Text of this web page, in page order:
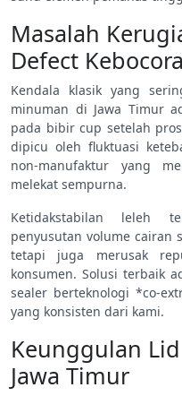
Masalah
Defect
Kendala klasik yang
minuman di Jawa Timur
pada bibir cup setelah
dipicu oleh fluktuasi
non-manufaktur yang
melekat sempurna.
Ketidakstabilan leleh
penyusutan volume cairan
tetapi juga merusak
konsumen. Solusi terbaik
sealer berteknologi *co-
yang konsisten dari kami.
Keunggulan
Jawa Timur